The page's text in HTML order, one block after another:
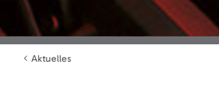
Aktuelles